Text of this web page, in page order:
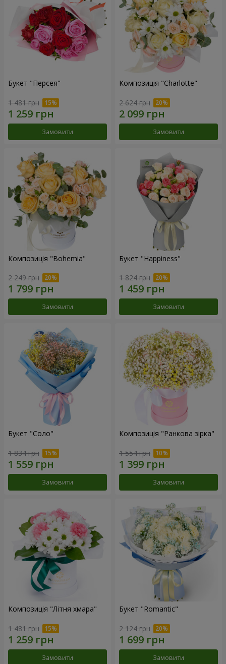
Букет "Персея"
1 481 грн
Замовити
Композиція "Charlotte"
2 624 грн
Замовити
Композиція "Bohemia"
2 249 грн
Замовити
Букет "Happiness"
1 824 грн
Замовити
Букет "Соло"
1 834 грн
Замовити
Композиція "Ранкова зірка"
1 554 грн
Замовити
Композиція "Літня хмара"
1 481 грн
Замовити
Букет "Romantic"
2 124 грн
Замовити